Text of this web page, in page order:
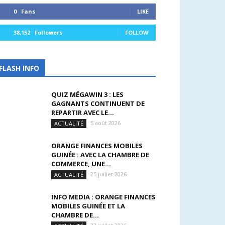
0 Fans LIKE
38,152 Followers FOLLOW
INFO
QUIZ MÉGAWIN 3 : LES
GAGNANTS CONTINUENT DE
REPARTIR AVEC LE...
ACTUALITÉ 5 août 2026
ORANGE FINANCES MOBILES
GUINÉE : AVEC LA CHAMBRE DE
COMMERCE, UNE...
ACTUALITÉ 25 juillet 2026
INFO MEDIA : ORANGE FINANCES
MOBILES GUINÉE ET LA
CHAMBRE DE...